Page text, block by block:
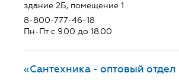
здание 2Б, помещение 1
8-800-777-46-18
Пн-Пт с 9.00 до 18.00
«Сантехника - оптовый